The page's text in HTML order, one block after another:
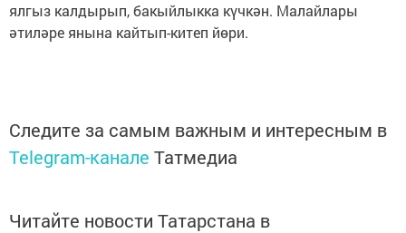
ялгыз калдырып, бакыйлыкка күчкән. Малайлары
әтиләре янына кайтып-китеп йөри.
Следите за самым важным и интересным в
Telegram-канале Татмедиа
Читайте новости Татарстана в